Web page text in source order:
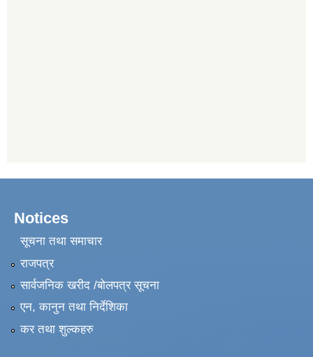
Notices
सूचना तथा समाचार
राजपत्र
सार्वजनिक खरीद /बोलपत्र सूचना
एन, कानुन तथा निर्देशिका
कर तथा शुल्कहरु